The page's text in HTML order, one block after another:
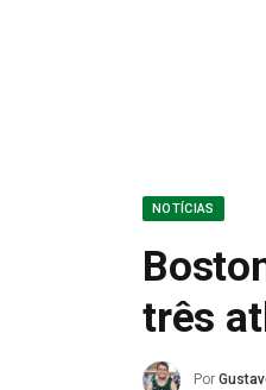
NOTÍCIAS
três
Por